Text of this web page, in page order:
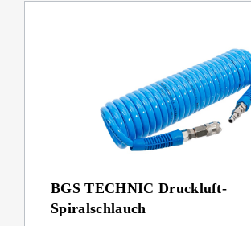
BGS TECHNIC Druckluft-
Spiralschlauch